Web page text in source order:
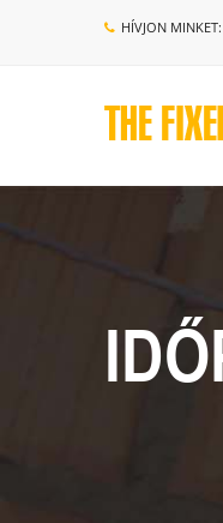
HÍVJON MINKET: